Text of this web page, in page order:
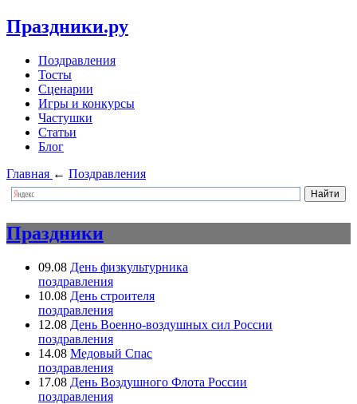
Праздники.ру
Поздравления
Тосты
Сценарии
Игры и конкурсы
Частушки
Статьи
Блог
Главная ← Поздравления
Праздники
09.08 День физкультурника
поздравления
10.08 День строителя
поздравления
12.08 День Военно-воздушных сил России
поздравления
14.08 Медовый Спас
поздравления
17.08 День Воздушного Флота России
поздравления